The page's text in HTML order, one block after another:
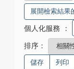
展開檢索結果
個人化服務 ：
排序：
儲存 列印